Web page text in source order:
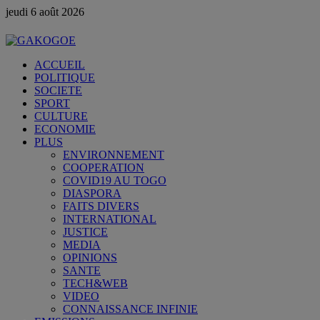
jeudi 6 août 2026
ACCUEIL
POLITIQUE
SOCIETE
SPORT
CULTURE
ECONOMIE
PLUS
ENVIRONNEMENT
COOPERATION
COVID19 AU TOGO
DIASPORA
FAITS DIVERS
INTERNATIONAL
JUSTICE
MEDIA
OPINIONS
SANTE
TECH&WEB
VIDEO
CONNAISSANCE INFINIE